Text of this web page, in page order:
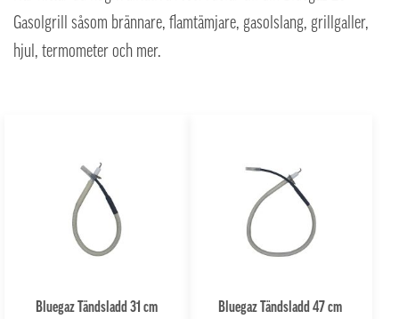
Gasolgrill såsom brännare, flamtämjare, gasolslang, grillgaller,
hjul, termometer och mer.
Bluegaz Tändsladd 31 cm
Bluegaz Tändsladd 47 cm